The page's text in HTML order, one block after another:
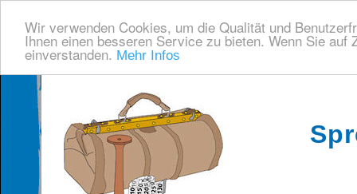
Wir verwenden Cookies, um die Qualität und
Ihnen einen besseren Service zu bieten. Wenn Sie
einverstanden. Mehr Infos